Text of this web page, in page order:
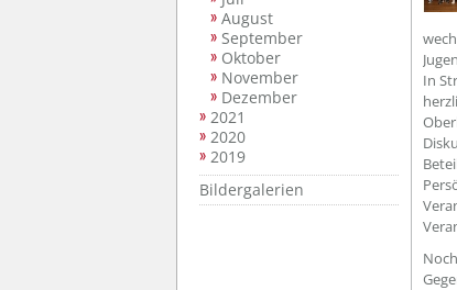
August
September
Oktober
November
Dezember
2021
2020
2019
Bildergalerien
In